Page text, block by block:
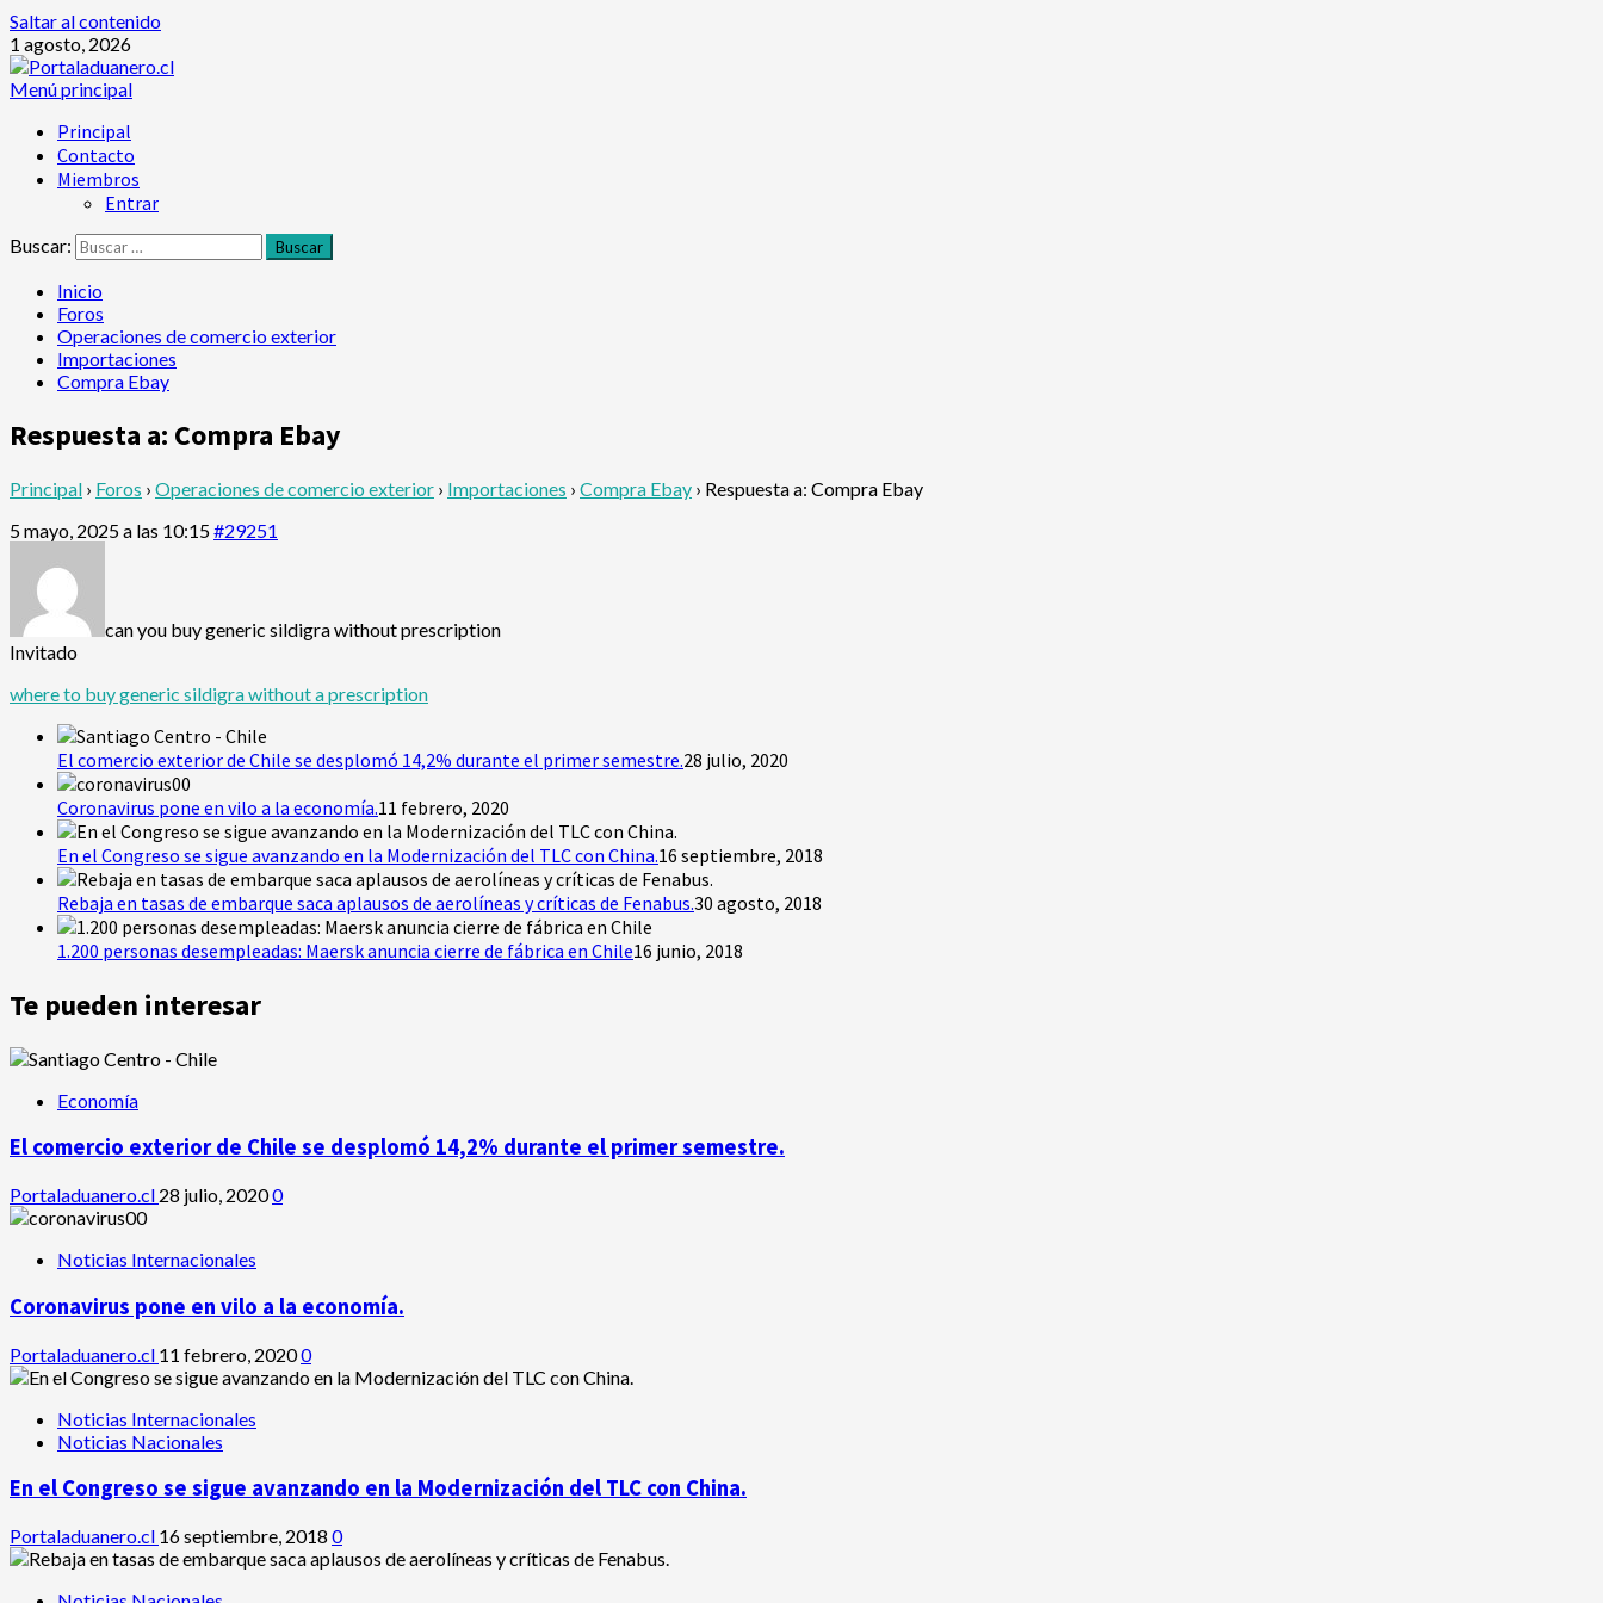
Saltar al contenido
1 agosto, 2026
Menú principal
Principal
Contacto
Miembros
Entrar
Buscar:
Inicio
Foros
Operaciones de comercio exterior
Importaciones
Compra Ebay
Respuesta a: Compra Ebay
Principal › Foros › Operaciones de comercio exterior › Importaciones › Compra Ebay › Respuesta a: Compra Ebay
5 mayo, 2025 a las 10:15#29251
can you buy generic sildigra without prescription
Invitado
where to buy generic sildigra without a prescription
El comercio exterior de Chile se desplomó 14,2% durante el primer semestre.28 julio, 2020
Coronavirus pone en vilo a la economía.11 febrero, 2020
En el Congreso se sigue avanzando en la Modernización del TLC con China.16 septiembre, 2018
Rebaja en tasas de embarque saca aplausos de aerolíneas y críticas de Fenabus.30 agosto, 2018
1.200 personas desempleadas: Maersk anuncia cierre de fábrica en Chile16 junio, 2018
Te pueden interesar
Economía
El comercio exterior de Chile se desplomó 14,2% durante el primer semestre.
Portaladuanero.cl 28 julio, 20200
Noticias Internacionales
Coronavirus pone en vilo a la economía.
Portaladuanero.cl 11 febrero, 20200
Noticias Internacionales
Noticias Nacionales
En el Congreso se sigue avanzando en la Modernización del TLC con China.
Portaladuanero.cl 16 septiembre, 2018 0